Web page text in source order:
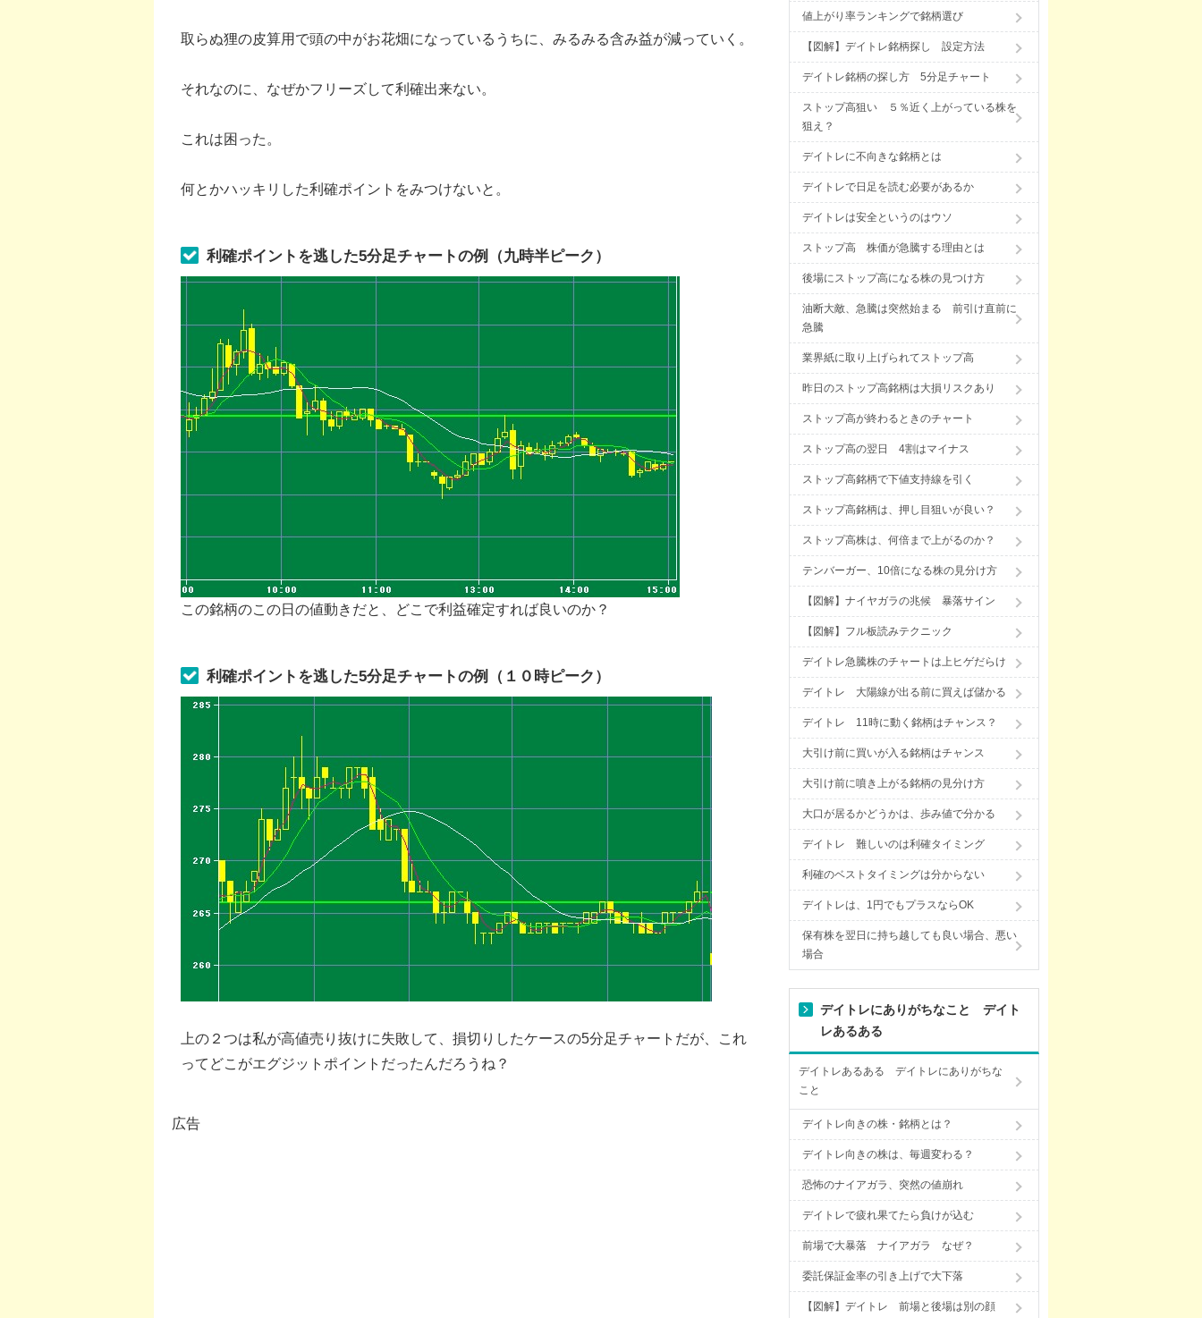
取らぬ狸の皮算用で頭の中がお花畑になっているうちに、みるみる含み益が減っていく。
それなのに、なぜかフリーズして利確出来ない。
これは困った。
何とかハッキリした利確ポイントをみつけないと。
利確ポイントを逃した5分足チャートの例（九時半ピーク）
この銘柄のこの日の値動きだと、どこで利益確定すれば良いのか？
利確ポイントを逃した5分足チャートの例（１０時ピーク）
上の２つは私が高値売り抜けに失敗して、損切りしたケースの5分足チャートだが、これ
ってどこがエグジットポイントだったんだろうね？
広告
値上がり率ランキングで銘柄選び
【図解】デイトレ銘柄探し 設定方法
デイトレ銘柄の探し方 5分足チャート
ストップ高狙い ５％近く上がっている株を
狙え？
デイトレに不向きな銘柄とは
デイトレで日足を読む必要があるか
デイトレは安全というのはウソ
ストップ高 株価が急騰する理由とは
後場にストップ高になる株の見つけ方
油断大敵、急騰は突然始まる 前引け直前に
急騰
業界紙に取り上げられてストップ高
昨日のストップ高銘柄は大損リスクあり
ストップ高が終わるときのチャート
ストップ高の翌日 4割はマイナス
ストップ高銘柄で下値支持線を引く
ストップ高銘柄は、押し目狙いが良い？
ストップ高株は、何倍まで上がるのか？
テンバーガー、10倍になる株の見分け方
【図解】ナイヤガラの兆候 暴落サイン
【図解】フル板読みテクニック
デイトレ急騰株のチャートは上ヒゲだらけ
デイトレ 大陽線が出る前に買えば儲かる
デイトレ 11時に動く銘柄はチャンス？
大引け前に買いが入る銘柄はチャンス
大引け前に噴き上がる銘柄の見分け方
大口が居るかどうかは、歩み値で分かる
デイトレ 難しいのは利確タイミング
利確のベストタイミングは分からない
デイトレは、1円でもプラスならOK
保有株を翌日に持ち越しても良い場合、悪い
場合
デイトレにありがちなこと デイト
レあるある
デイトレあるある デイトレにありがちな
こと
デイトレ向きの株・銘柄とは？
デイトレ向きの株は、毎週変わる？
恐怖のナイアガラ、突然の値崩れ
デイトレで疲れ果てたら負けが込む
前場で大暴落 ナイアガラ なぜ？
委託保証金率の引き上げで大下落
【図解】デイトレ 前場と後場は別の顔